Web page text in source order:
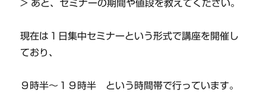
> あと、セミナーの期間や値段を教えてください。
現在は１日集中セミナーという形式で講座を開催し
ており、
９時半～１９時半 という時間帯で行っています。